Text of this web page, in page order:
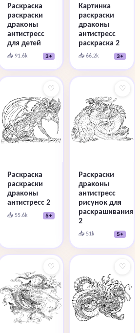
Раскраска
раскраски
драконы
антистресс
для детей
📥 91.6k 3+
Картинка
раскраски
драконы
антистресс
раскраска 2
📥 66.2k 3+
♡
Раскраска
раскраски
драконы
антистресс 2
📥 55.6k 5+
♡
Раскраски
драконы
антистресс
рисунок для
раскрашивания
2
📥 51k 5+
♡ ♡